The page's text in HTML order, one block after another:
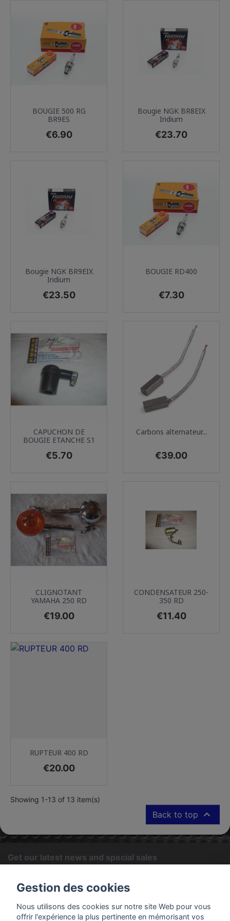
BOUGIE 500 RG
BR9ES
Price
€6.90
Bougie NGK BR8EIX
Iridium
Price
€23.70
Bougie NGK BR9EIX
Iridium
Price
€23.50
BOUGIE RD400
Price
€7.30
CAPUCHON DE
BOUGIE ETANCHE S1
Price
€5.70
Carbons alternateur...
Price
€39.00
CLIGNOTANT
YAMAHA 250 RD
Price
€19.00
CONDENSATEUR 250-
350 RD
Price
€11.40
RUPTEUR 400 RD
Price
€20.00
Showing 1-13 of 13 item(s)
Back to top 
Get our latest news and special sales
find our contact info in the legal notice.
Gestion des cookies
Nous utilisons des cookies sur notre site Web pour vous
offrir l'expérience la plus pertinente en mémorisant vos